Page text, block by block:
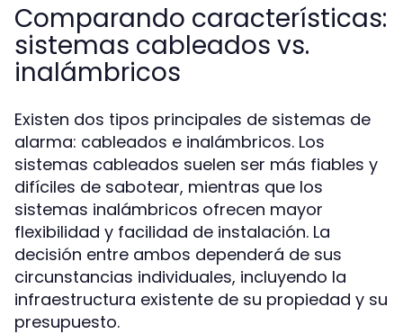
Comparando características:
sistemas cableados vs.
inalámbricos
Existen dos tipos principales de sistemas de
alarma: cableados e inalámbricos. Los
sistemas cableados suelen ser más fiables y
difíciles de sabotear, mientras que los
sistemas inalámbricos ofrecen mayor
flexibilidad y facilidad de instalación. La
decisión entre ambos dependerá de sus
circunstancias individuales, incluyendo la
infraestructura existente de su propiedad y su
presupuesto.